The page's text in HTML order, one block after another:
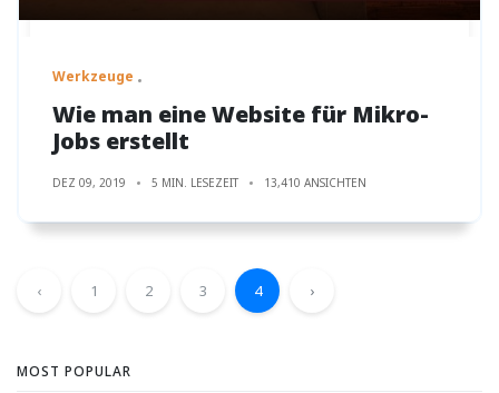
Werkzeuge
Wie man eine Website für Mikro-
Jobs erstellt
DEZ 09, 2019 5 MIN. LESEZEIT 13,410 ANSICHTEN
‹ 1 2 3 4 ›
MOST POPULAR